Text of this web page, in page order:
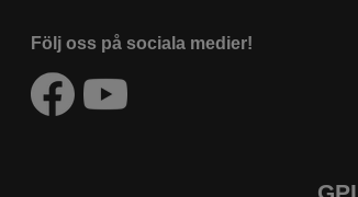
Följ oss på sociala medier!